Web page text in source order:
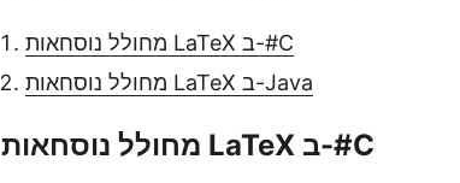
מחולל נוסחאות LaTeX ב-#C
מחולל נוסחאות LaTeX ב-Java
מחולל נוסחאות LaTeX ב-#C